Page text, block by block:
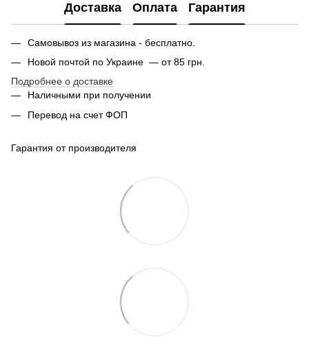
Доставка Оплата Гарантия
Самовывоз из магазина - бесплатно.
Новой почтой по Украине — от 85 грн.
Подробнее о доставке
Наличными при получении
Перевод на счет ФОП
Гарантия от производителя